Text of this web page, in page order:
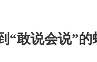
“敢说会说”的